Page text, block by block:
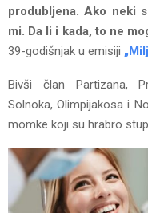
produbljena. Ako neki
mi. Da li i kada, to ne
39-godišnjak u emisiji
Bivši član Partizana,
Solnoka, Olimpijakosa i
momke koji su hrabro